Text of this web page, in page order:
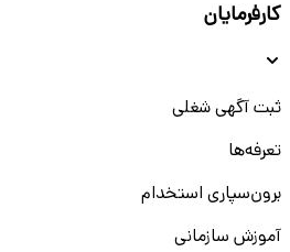
کارفرمایان
ثبت آگهی شغلی
تعرفه‌ها
برون‌سپاری استخدام
آموزش سازمانی